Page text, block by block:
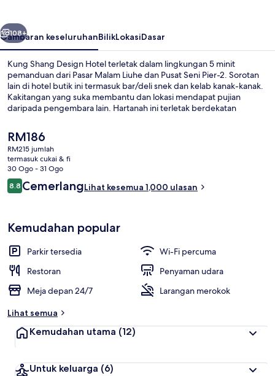
Seterusnya
108+
Gambaran keseluruhanBilikLokasiDasar
Kung Shang Design Hotel terletak dalam lingkungan 5 minit
pemanduan dari Pasar Malam Liuhe dan Pusat Seni Pier-2. Sorotan
lain di hotel butik ini termasuk bar/deli snek dan kelab kanak-kanak.
Kakitangan yang suka membantu dan lokasi mendapat pujian
daripada pengembara lain. Hartanah ini terletak berdekatan
4 minit dan Stesen Sinyi Elementary School ialah 12 minit.
Harga
semasa
ialah
RM186
RM186
RM215 jumlah
termasuk cukai & fi
30 Ogo - 31 Ogo
Ulasan
8.88.8 daripada 10
CemerlangLihat kesemua 1,000 ulasan
Kemudahan popular
Parkir tersedia
Wi-Fi percuma
Restoran
Penyaman udara
Meja depan 24/7
Larangan merokok
Lihat semua
Kemudahan utama (12)
Untuk keluarga (6)